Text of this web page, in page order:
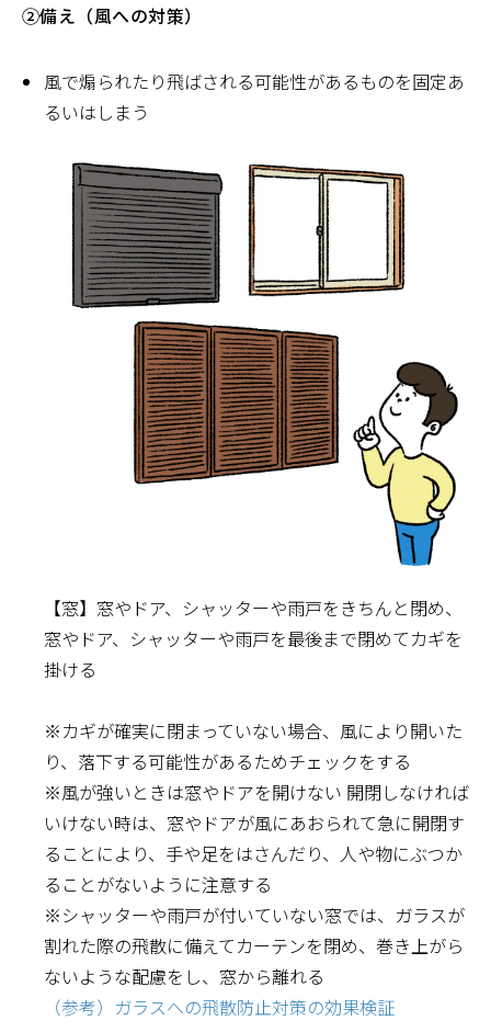
②備え（風への対策）
風で煽られたり飛ばされる可能性があるものを固定あ
るいはしまう
【窓】窓やドア、シャッターや雨戸をきちんと閉め、
窓やドア、シャッターや雨戸を最後まで閉めてカギを
掛ける
※カギが確実に閉まっていない場合、風により開いた
り、落下する可能性があるためチェックをする
※風が強いときは窓やドアを開けない 開閉しなければ
いけない時は、窓やドアが風にあおられて急に開閉す
ることにより、手や足をはさんだり、人や物にぶつか
ることがないように注意する
※シャッターや雨戸が付いていない窓では、ガラスが
割れた際の飛散に備えてカーテンを閉め、巻き上がら
ないような配慮をし、窓から離れる
（参考）ガラスへの飛散防止対策の効果検証